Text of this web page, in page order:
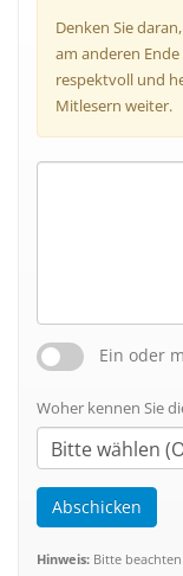
Denken Sie
am anderen
respektvoll und
Mitlesern weiter.
Ein oder
Woher kennen Sie
Abschicken
Hinweis: Bitte